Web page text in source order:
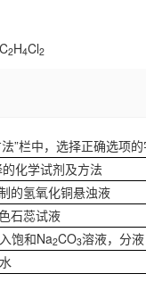
2H4Cl2
”栏中，选择正确选项的
化学试剂及方法
的氢氧化铜悬浊液
石蕊试液
饱和Na2CO3溶液，分液